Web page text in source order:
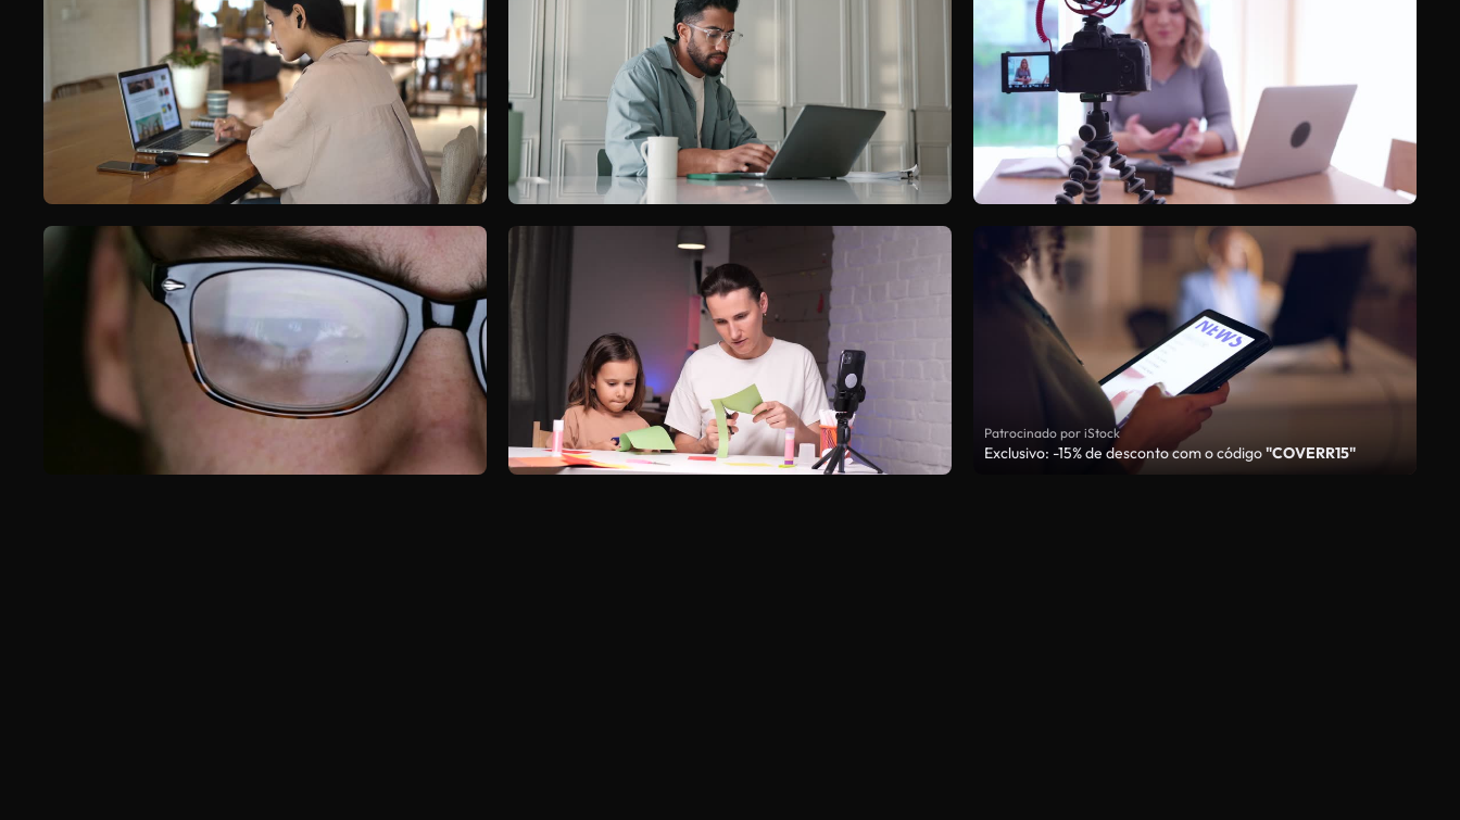
Patrocinado por iStock
Exclusivo: -15% de desconto com o código"COVERR15"